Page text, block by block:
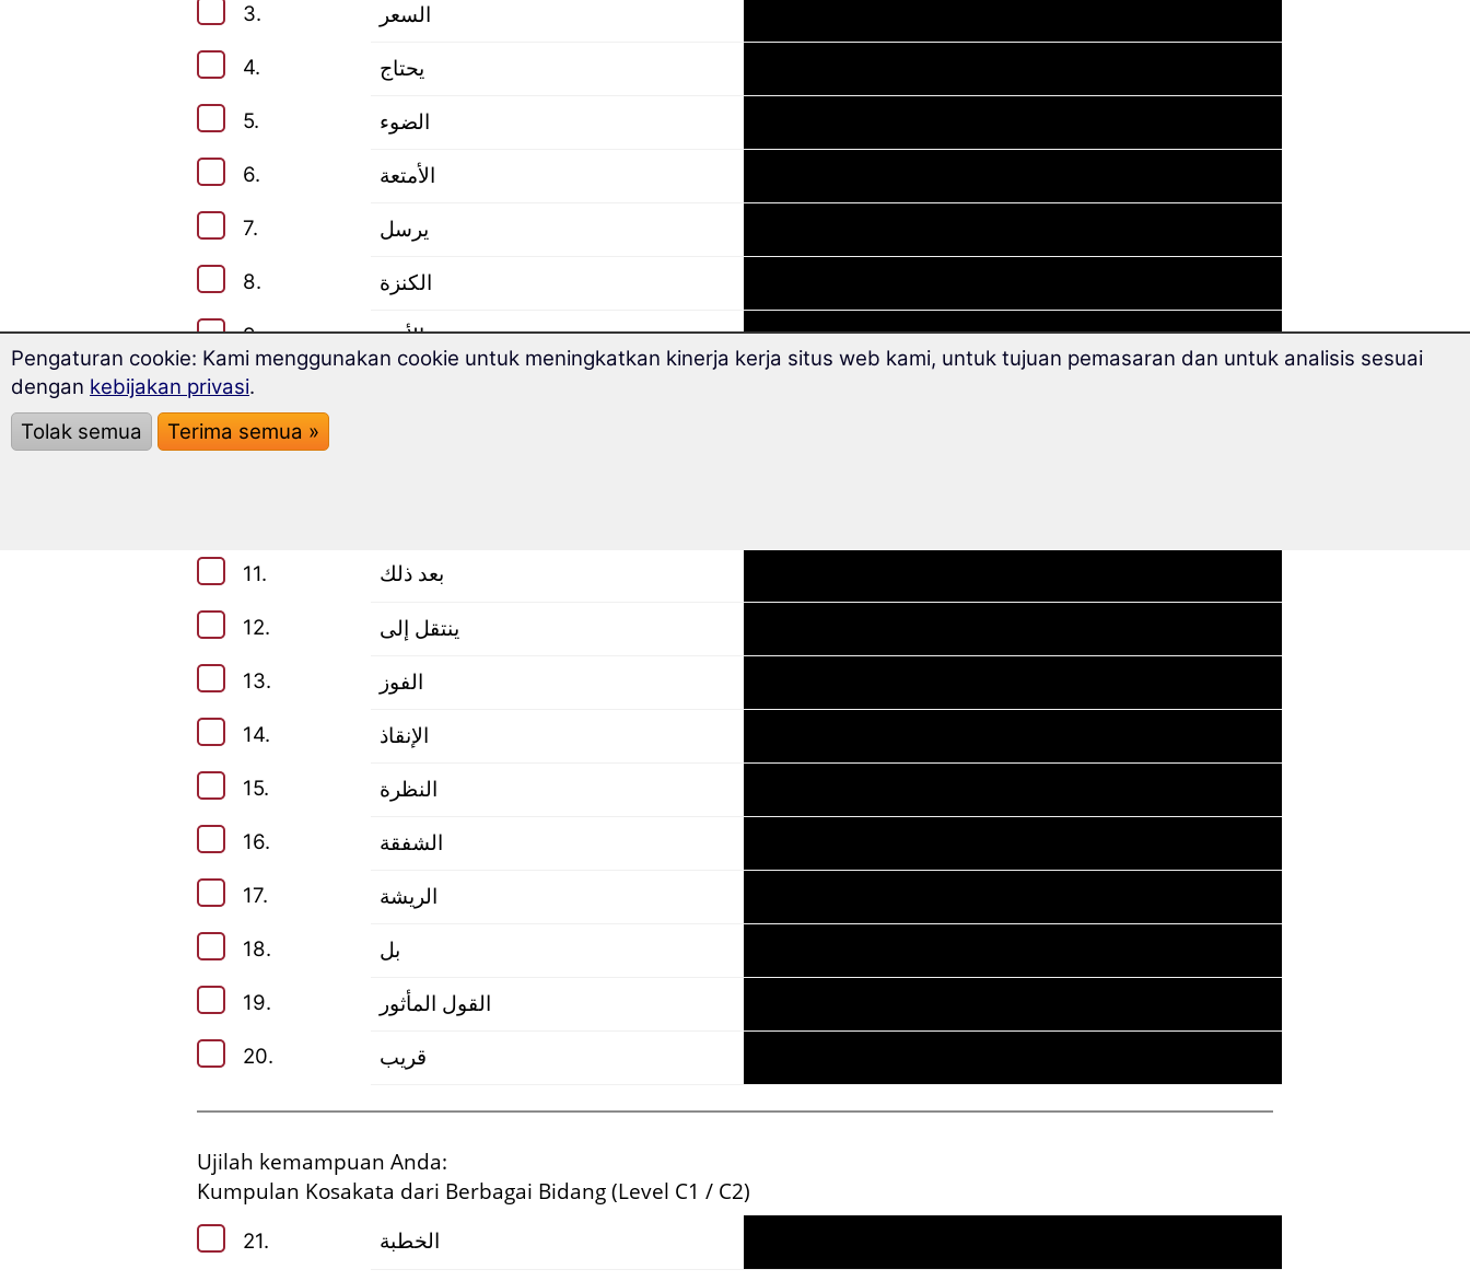
3. السعر
4. يحتاج
5. الضوء
6. الأمتعة
7. يرسل
8. الكنزة
9. الأنف
10.
11. بعد ذلك
12. ينتقل إلى
13. الفوز
14. الإنقاذ
15. النظرة
16. الشفقة
17. الريشة
18. بل
19. القول المأثور
20. قريب
Ujilah kemampuan Anda:
Kumpulan Kosakata dari Berbagai Bidang (Level C1 / C2)
21. الخطبة
Pengaturan cookie: Kami menggunakan cookie untuk meningkatkan kinerja kerja situs web kami, untuk tujuan pemasaran dan untuk analisis sesuai
dengan kebijakan privasi.
Tolak semua
Terima semua »